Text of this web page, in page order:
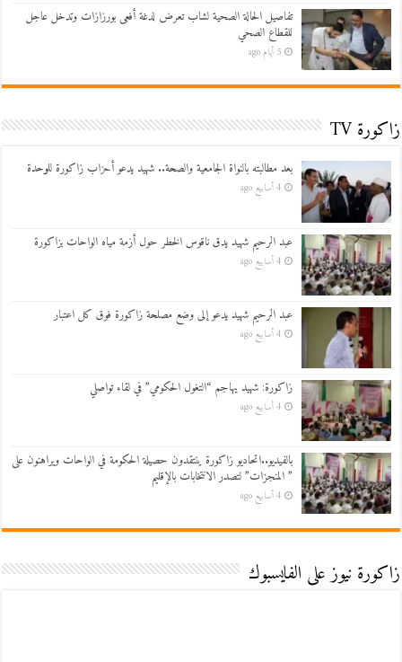
تفاصيل الحالة الصحية لشاب تعرض لدغة أفعى بورزازات وتدخل عاجل
للقطاع الصحي
5 أيام ago
زاكورة TV
بعد مطالبته بالنواة الجامعية والصحة.. شهيد يدعو أحزاب زاكورة للوحدة
4 أسابيع ago
عبد الرحيم شهيد يدق ناقوس الخطر حول أزمة مياه الواحات بزاكورة
4 أسابيع ago
عبد الرحيم شهيد يدعو إلى وضع مصلحة زاكورة فوق كل اعتبار
4 أسابيع ago
زاكورة: شهيد يهاجم “التغول الحكومي” في لقاء تواصلي
4 أسابيع ago
بالفيديو..اتحاديو زاكورة ينتقدون حصيلة الحكومة في الواحات ويراهنون على
” المنجزات” لتصدر الانتخابات بالإقليم
4 أسابيع ago
زاكورة نيوز على الفايسبوك